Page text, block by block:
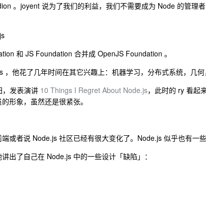
。joyent 说为了我们的利益，我们不需要成为 Node 的管理
和 JS Foundation 合并成 OpenJS Foundation 。
他花了几年时间在其它兴趣上：机器学习，分布式系统，几何
发表演讲 10 Things I Regret About Node.js，此时的 ry 看起
形象，虽然还是很紧张。
或者说 Node.js 社区已经有很大变化了。Node.js 似乎也有一些
出了自己在 Node.js 中的一些设计「缺陷」：